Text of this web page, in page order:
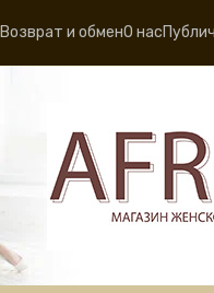
Возврат и обменО нас